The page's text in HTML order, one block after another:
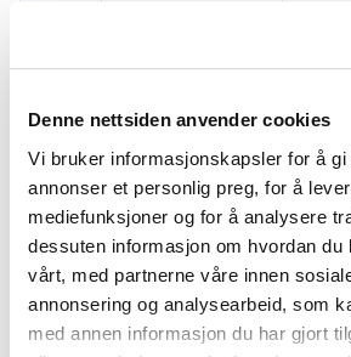
Denne nettsiden anvender cookies
Vi bruker informasjonskapsler for å gi
annonser et personlig preg, for å
mediefunksjoner og for å analysere
dessuten informasjon om hvordan du
vårt, med partnerne våre innen
annonsering og analysearbeid, som
med annen informasjon du har gjort
1 PAN* 2.10,5
2 SAIMON AF STEN 2.27,6
3 CORNELIA (S) 2.35,0
FØRELANDS
RUDOLF
2.28,4 G
5
ØSTERENGENS
FRAZER(S)
2.18,2 R